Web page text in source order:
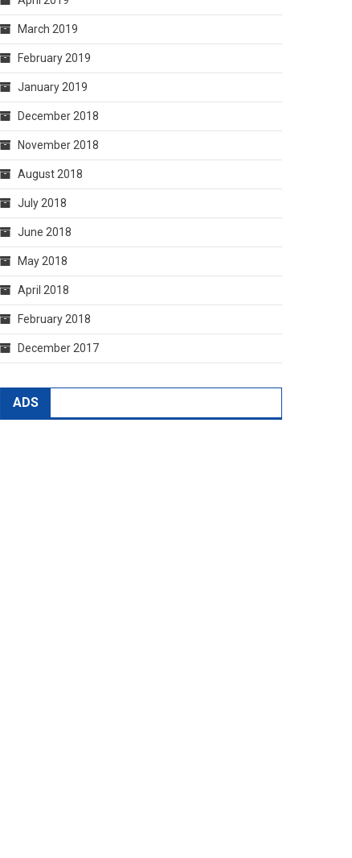
March 2019
February 2019
January 2019
December 2018
November 2018
August 2018
July 2018
June 2018
May 2018
April 2018
February 2018
December 2017
ADS